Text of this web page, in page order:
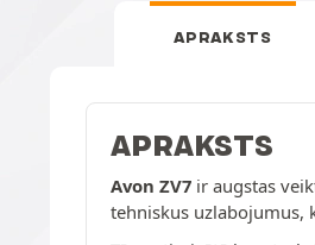
APRAKSTS
APRAKSTS
Avon ZV7 ir augstas
tehniskus uzlabojumus,